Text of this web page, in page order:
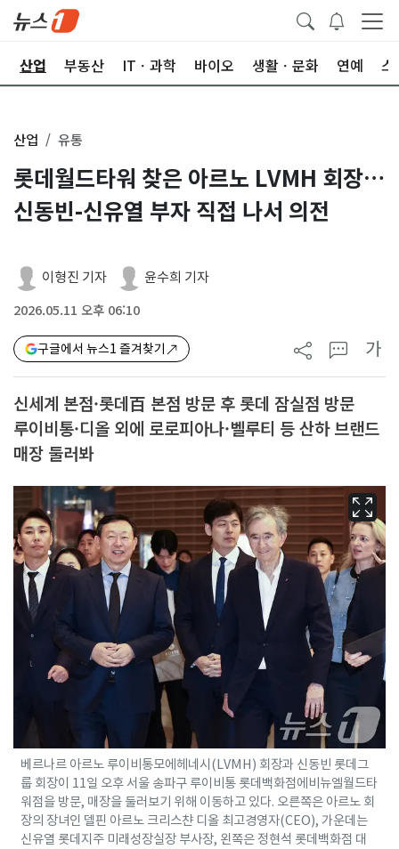
산업 부동산 ITㆍ과학 바이오 생활ㆍ문화 연예 스
산업 유통
롯데월드타워 찾은 아르노 LVMH 회장…
신동빈-신유열 부자 직접 나서 의전
이형진 기자 윤수희 기자
2026.05.11 오후 06:10
구글에서 뉴스1 즐겨찾기 가
신세계 본점·롯데百 본점 방문 후 롯데 잠실점 방문
루이비통·디올 외에 로로피아나·벨루티 등 산하 브랜드
매장 둘러봐
베르나르 아르노 루이비통모에헤네시(LVMH) 회장과 신동빈 롯데그
룹 회장이 11일 오후 서울 송파구 루이비통 롯데백화점에비뉴엘월드타
워점을 방문, 매장을 둘러보기 위해 이동하고 있다. 오른쪽은 아르노 회
장의 장녀인 델핀 아르노 크리스챤 디올 최고경영자(CEO), 가운데는
신유열 롯데지주 미래성장실장 부사장, 왼쪽은 정현석 롯데백화점 대